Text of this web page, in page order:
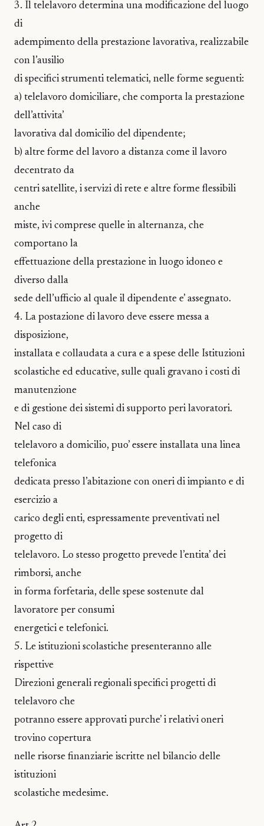
3. Il telelavoro determina una modificazione del luogo
di
adempimento della prestazione lavorativa, realizzabile
con l’ausilio
di specifici strumenti telematici, nelle forme seguenti:
a) telelavoro domiciliare, che comporta la prestazione
dell’attivita’
lavorativa dal domicilio del dipendente;
b) altre forme del lavoro a distanza come il lavoro
decentrato da
centri satellite, i servizi di rete e altre forme flessibili
anche
miste, ivi comprese quelle in alternanza, che
comportano la
effettuazione della prestazione in luogo idoneo e
diverso dalla
sede dell’ufficio al quale il dipendente e’ assegnato.
4. La postazione di lavoro deve essere messa a
disposizione,
installata e collaudata a cura e a spese delle Istituzioni
scolastiche ed educative, sulle quali gravano i costi di
manutenzione
e di gestione dei sistemi di supporto peri lavoratori.
Nel caso di
telelavoro a domicilio, puo’ essere installata una linea
telefonica
dedicata presso l’abitazione con oneri di impianto e di
esercizio a
carico degli enti, espressamente preventivati nel
progetto di
telelavoro. Lo stesso progetto prevede l’entita’ dei
rimborsi, anche
in forma forfetaria, delle spese sostenute dal
lavoratore per consumi
energetici e telefonici.
5. Le istituzioni scolastiche presenteranno alle
rispettive
Direzioni generali regionali specifici progetti di
telelavoro che
potranno essere approvati purche’ i relativi oneri
trovino copertura
nelle risorse finanziarie iscritte nel bilancio delle
istituzioni
scolastiche medesime.